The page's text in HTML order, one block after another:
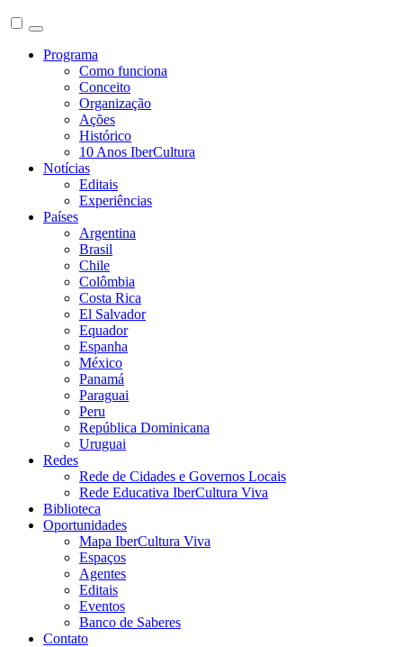
Programa
Como funciona
Conceito
Organização
Ações
Histórico
10 Anos IberCultura
Notícias
Editais
Experiências
Países
Argentina
Brasil
Chile
Colômbia
Costa Rica
El Salvador
Equador
Espanha
México
Panamá
Paraguai
Peru
República Dominicana
Uruguai
Redes
Rede de Cidades e Governos Locais
Rede Educativa IberCultura Viva
Biblioteca
Oportunidades
Mapa IberCultura Viva
Espaços
Agentes
Editais
Eventos
Banco de Saberes
Contato